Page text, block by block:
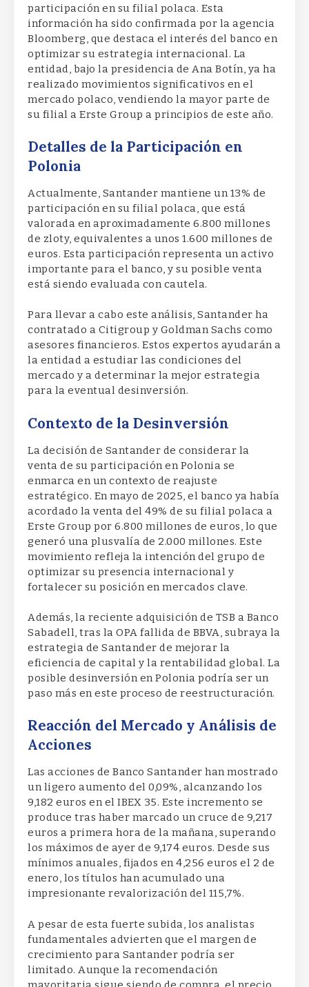
participación en su filial polaca. Esta
información ha sido confirmada por la agencia
Bloomberg, que destaca el interés del banco en
optimizar su estrategia internacional. La
entidad, bajo la presidencia de Ana Botín, ya ha
realizado movimientos significativos en el
mercado polaco, vendiendo la mayor parte de
su filial a Erste Group a principios de este año.
Detalles de la Participación en
Polonia
Actualmente, Santander mantiene un 13% de
participación en su filial polaca, que está
valorada en aproximadamente 6.800 millones
de zloty, equivalentes a unos 1.600 millones de
euros. Esta participación representa un activo
importante para el banco, y su posible venta
está siendo evaluada con cautela.
Para llevar a cabo este análisis, Santander ha
contratado a Citigroup y Goldman Sachs como
asesores financieros. Estos expertos ayudarán a
la entidad a estudiar las condiciones del
mercado y a determinar la mejor estrategia
para la eventual desinversión.
Contexto de la Desinversión
La decisión de Santander de considerar la
venta de su participación en Polonia se
enmarca en un contexto de reajuste
estratégico. En mayo de 2025, el banco ya había
acordado la venta del 49% de su filial polaca a
Erste Group por 6.800 millones de euros, lo que
generó una plusvalía de 2.000 millones. Este
movimiento refleja la intención del grupo de
optimizar su presencia internacional y
fortalecer su posición en mercados clave.
Además, la reciente adquisición de TSB a Banco
Sabadell, tras la OPA fallida de BBVA, subraya la
estrategia de Santander de mejorar la
eficiencia de capital y la rentabilidad global. La
posible desinversión en Polonia podría ser un
paso más en este proceso de reestructuración.
Reacción del Mercado y Análisis de
Acciones
Las acciones de Banco Santander han mostrado
un ligero aumento del 0,09%, alcanzando los
9,182 euros en el IBEX 35. Este incremento se
produce tras haber marcado un cruce de 9,217
euros a primera hora de la mañana, superando
los máximos de ayer de 9,174 euros. Desde sus
mínimos anuales, fijados en 4,256 euros el 2 de
enero, los títulos han acumulado una
impresionante revalorización del 115,7%.
A pesar de esta fuerte subida, los analistas
fundamentales advierten que el margen de
crecimiento para Santander podría ser
limitado. Aunque la recomendación